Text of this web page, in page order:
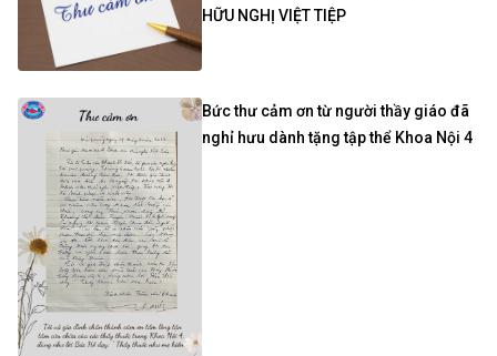
HỮU NGHỊ VIỆT TIỆP
Bức thư cảm ơn từ người thầy giáo đã
nghỉ hưu dành tặng tập thể Khoa Nội 4